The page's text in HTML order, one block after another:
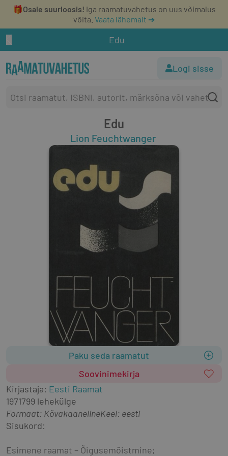
🎁Osale suurloosis! Iga raamatuvahetus on uus võimalus
võita. Vaata lähemalt ➔
Edu
Logi sisse
Edu
Lion Feuchtwanger
Paku seda raamatut
Soovinimekirja
Kirjastaja: Eesti Raamat
1971799 lehekülge
Formaat: KõvakaanelineKeel: eesti
Sisukord:
Esimene raamat – Õigusemõistmine;